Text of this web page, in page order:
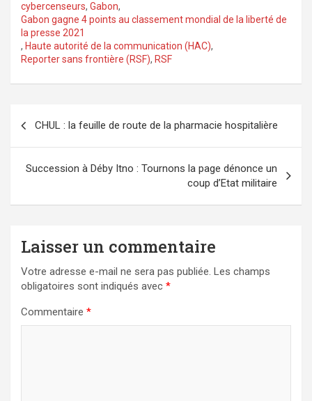
cybercenseurs, Gabon,
Gabon gagne 4 points au classement mondial de la liberté de
la presse 2021
, Haute autorité de la communication (HAC),
Reporter sans frontière (RSF), RSF
de
l’article
CHUL : la feuille de route de la pharmacie hospitalière
Succession à Déby Itno : Tournons la page dénonce un
coup d’Etat militaire
Laisser un commentaire
Votre adresse e-mail ne sera pas publiée. Les champs
obligatoires sont indiqués avec *
Commentaire *